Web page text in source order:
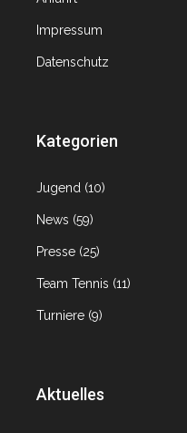
Impressum
Datenschutz
Kategorien
Jugend (10)
News (59)
Presse (25)
Team Tennis (11)
Turniere (9)
Aktuelles